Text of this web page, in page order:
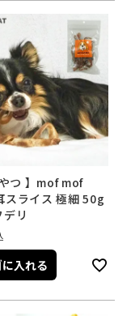
やつ 】mof mof
スライス 極細 50g
リ
入れる